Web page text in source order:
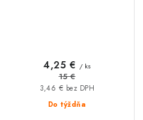
Do týždňa
3,46 € bez DPH
4,25 € / ks
15 €